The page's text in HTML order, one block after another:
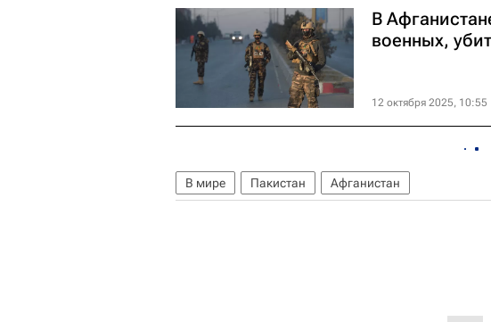
В
военных,
12 октября 2025, 10:55
В мире Пакистан Афганистан